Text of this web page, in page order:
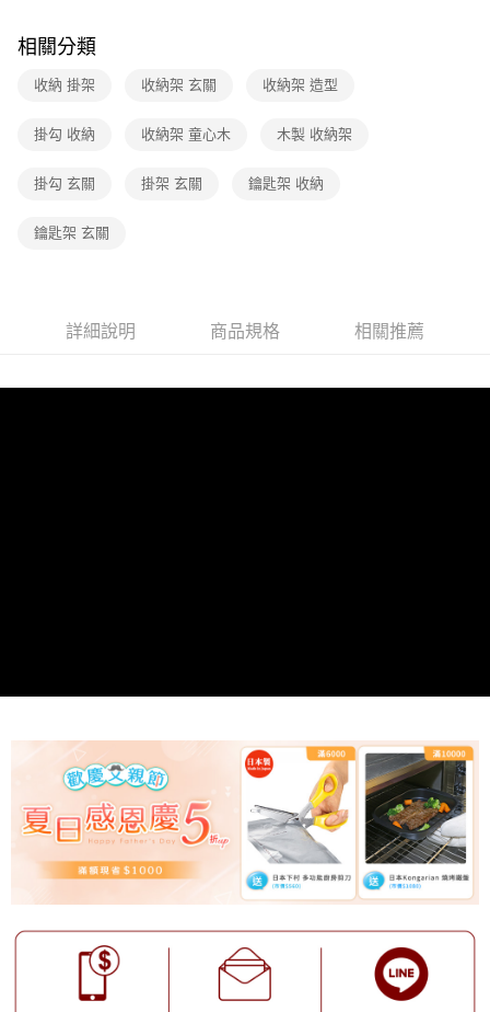
1.本服務係由「台灣大哥大股份有限公司」（以下簡稱本公司）所提供，讓
2.基於同意付款使用「大哥付你分期」之契約關係目的，商店將以您的個人
由本公司與您本人進行分期帳單所需資料之確認、核對及更正。
相關分類
收納 掛架 收納架 玄關 收納架 造型
掛勾 收納 收納架 童心木 木製 收納架
掛勾 玄關 掛架 玄關 鑰匙架 收納
鑰匙架 玄關
詳細說明 商品規格 相關推薦